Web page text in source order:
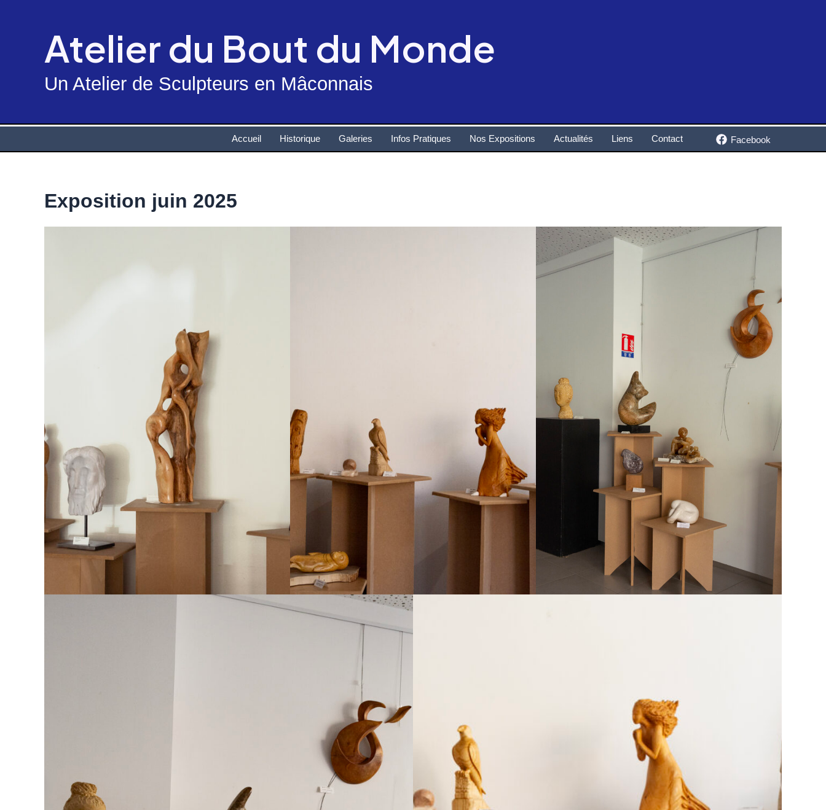
Atelier du Bout du Monde
Un Atelier de Sculpteurs en Mâconnais
Accueil Historique Galeries Infos Pratiques Nos Expositions Actualités Liens Contact Facebook
Exposition juin 2025